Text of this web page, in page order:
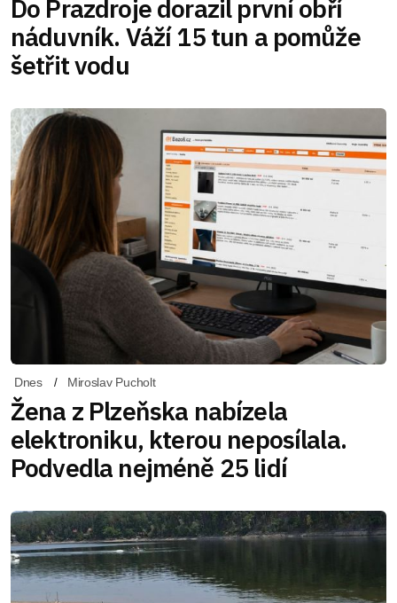
Do Prazdroje dorazil první obří
náduvník. Váží 15 tun a pomůže
šetřit vodu
Dnes Miroslav Pucholt
Žena z Plzeňska nabízela
elektroniku, kterou neposílala.
Podvedla nejméně 25 lidí